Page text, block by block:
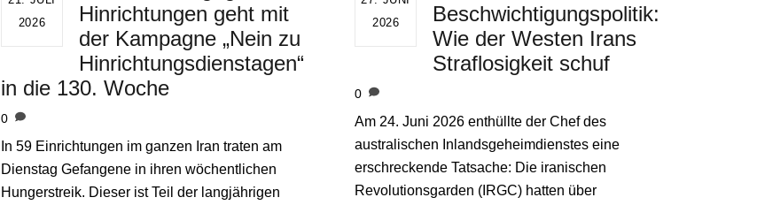
2026
Hinrichtungen geht mit
der Kampagne „Nein zu
Hinrichtungsdienstagen“
in die 130. Woche
0
In 59 Einrichtungen im ganzen Iran traten am
Dienstag Gefangene in ihren wöchentlichen
Hungerstreik. Dieser ist Teil der langjährigen
2026
Beschwichtigungspolitik:
Wie der Westen Irans
Straflosigkeit schuf
0
Am 24. Juni 2026 enthüllte der Chef des
australischen Inlandsgeheimdienstes eine
erschreckende Tatsache: Die iranischen
Revolutionsgarden (IRGC) hatten über